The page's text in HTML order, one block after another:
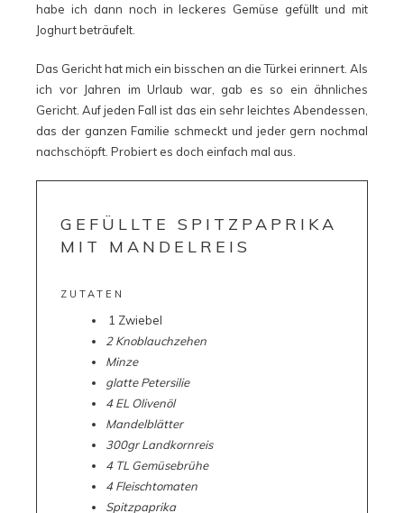
habe ich dann noch in leckeres Gemüse gefüllt und mit
Joghurt beträufelt.
Das Gericht hat mich ein bisschen an die Türkei erinnert. Als
ich vor Jahren im Urlaub war, gab es so ein ähnliches
Gericht. Auf jeden Fall ist das ein sehr leichtes Abendessen,
das der ganzen Familie schmeckt und jeder gern nochmal
nachschöpft. Probiert es doch einfach mal aus.
GEFÜLLTE SPITZPAPRIKA
MIT MANDELREIS
ZUTATEN
1 Zwiebel
2 Knoblauchzehen
Minze
glatte Petersilie
4 EL Olivenöl
Mandelblätter
300gr Landkornreis
4 TL Gemüsebrühe
4 Fleischtomaten
Spitzpaprika